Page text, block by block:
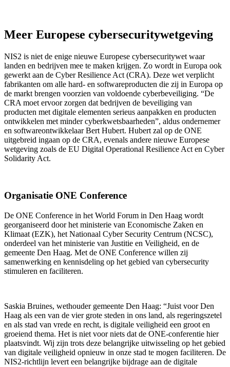
Meer Europese cybersecuritywetgeving
NIS2 is niet de enige nieuwe Europese cybersecuritywet waar
landen en bedrijven mee te maken krijgen. Zo wordt in Europa ook
gewerkt aan de Cyber Resilience Act (CRA). Deze wet verplicht
fabrikanten om alle hard- en softwareproducten die zij in Europa op
de markt brengen voorzien van voldoende cyberbeveiliging. “De
CRA moet ervoor zorgen dat bedrijven de beveiliging van
producten met digitale elementen serieus aanpakken en producten
ontwikkelen met minder cyberkwetsbaarheden”, aldus ondernemer
en softwareontwikkelaar Bert Hubert. Hubert zal op de ONE
uitgebreid ingaan op de CRA, evenals andere nieuwe Europese
wetgeving zoals de EU Digital Operational Resilience Act en Cyber
Solidarity Act.
Organisatie ONE Conference
De ONE Conference in het World Forum in Den Haag wordt
georganiseerd door het ministerie van Economische Zaken en
Klimaat (EZK), het Nationaal Cyber Security Centrum (NCSC),
onderdeel van het ministerie van Justitie en Veiligheid, en de
gemeente Den Haag. Met de ONE Conference willen zij
samenwerking en kennisdeling op het gebied van cybersecurity
stimuleren en faciliteren.
Saskia Bruines, wethouder gemeente Den Haag: “Juist voor Den
Haag als een van de vier grote steden in ons land, als regeringszetel
en als stad van vrede en recht, is digitale veiligheid een groot en
groeiend thema. Het is niet voor niets dat de ONE-conferentie hier
plaatsvindt. Wij zijn trots deze belangrijke uitwisseling op het gebied
van digitale veiligheid opnieuw in onze stad te mogen faciliteren. De
NIS2-richtlijn levert een belangrijke bijdrage aan de digitale